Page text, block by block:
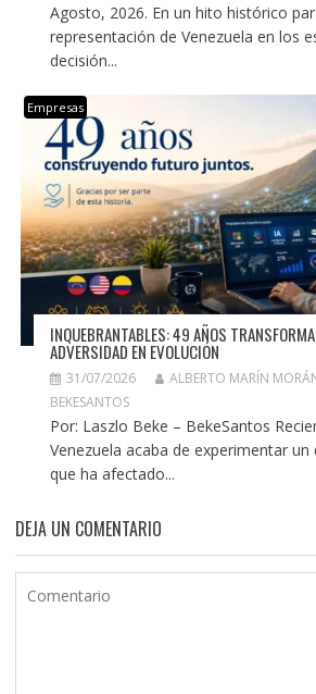
Agosto, 2026. En un hito histórico
representación de Venezuela en los
decisión...
Empresas
INQUEBRANTABLES: 49 AÑOS
ADVERSIDAD EN EVOLUCIÓN
31/07/2026
ALBERTO MARÍN
BEKESANTOS
Por: Laszlo Beke – BekeSantos
Venezuela acaba de experimentar
que ha afectado...
DEJA UN COMENTARIO